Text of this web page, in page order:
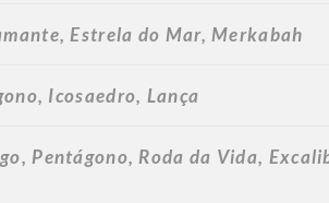
Estrela do Mar, Merkabah
Icosaedro, Lança
Pentágono, Roda da Vida,